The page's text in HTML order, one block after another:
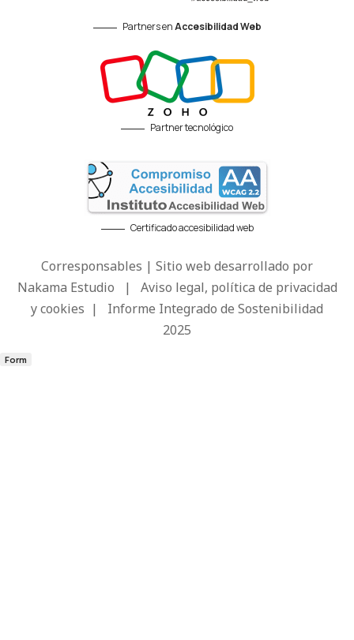
Partners enAccesibilidad Web
Partner tecnológico
Certificado accesibilidad web
Corresponsables | Sitio web desarrollado por
Nakama Estudio | Aviso legal, política de privacidad
y cookies | Informe Integrado de Sostenibilidad
2025
Form